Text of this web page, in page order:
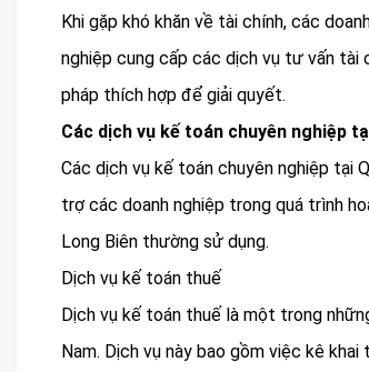
Khi gặp khó khăn về tài chính, các
nghiệp cung cấp các dịch vụ tư vấn tài
pháp thích hợp để giải quyết.
Các dịch vụ kế toán chuyên nghiệp
Các dịch vụ kế toán chuyên nghiệp tại
trợ các doanh nghiệp trong quá trình
Long Biên thường sử dụng.
Dịch vụ kế toán thuế
Dịch vụ kế toán thuế là một trong
Nam. Dịch vụ này bao gồm việc kê